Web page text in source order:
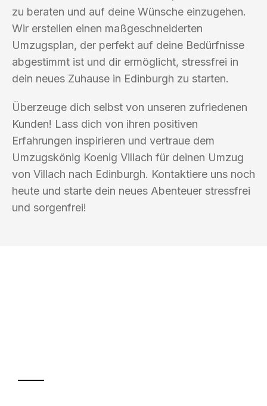
zu beraten und auf deine Wünsche einzugehen.
Wir erstellen einen maßgeschneiderten
Umzugsplan, der perfekt auf deine Bedürfnisse
abgestimmt ist und dir ermöglicht, stressfrei in
dein neues Zuhause in Edinburgh zu starten.
Überzeuge dich selbst von unseren zufriedenen
Kunden! Lass dich von ihren positiven
Erfahrungen inspirieren und vertraue dem
Umzugskönig Koenig Villach für deinen Umzug
von Villach nach Edinburgh. Kontaktiere uns noch
heute und starte dein neues Abenteuer stressfrei
und sorgenfrei!